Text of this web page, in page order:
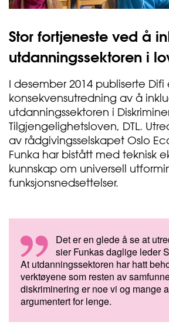
e
Stor fortjeneste ved å
utdanningssektoren i
I desember 2014 publiserte Difi
konsekvensutredning av å
utdanningssektoren i
Tilgjengelighetsloven, DTL.
av rådgivingsselskapet Oslo
Funka har bistått med teknisk
kunnskap om universell
funksjonsnedsettelser.
Det er en glede å se at
sier Funkas daglige leder
At utdanningssektoren har hatt
verktøyene som resten av
diskriminering er noe vi og mange
argumentert for lenge.